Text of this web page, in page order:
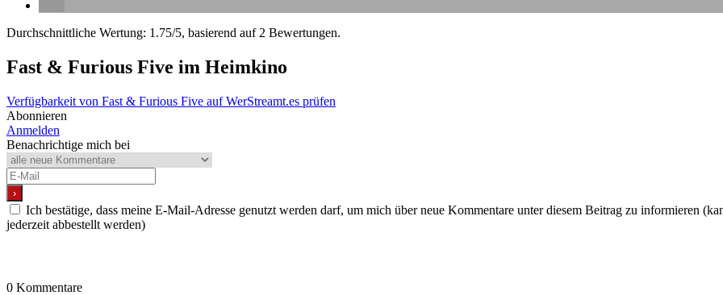
Durchschnittliche Wertung: 1.75/5, basierend auf 2 Bewertungen.
Fast & Furious Five im Heimkino
Verfügbarkeit von Fast & Furious Five auf WerStreamt.es prüfen
Abonnieren
Anmelden
Benachrichtige mich bei
Ich bestätige, dass meine E-Mail-Adresse genutzt werden darf, um mich über neue Kommentare unter diesem Beitrag zu informieren
jederzeit abbestellt werden)
0 Kommentare